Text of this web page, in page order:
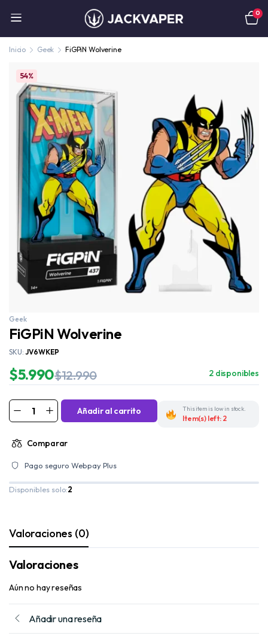
0
Inicio Geek FiGPiN Wolverine
54%
Geek
FiGPiN Wolverine
SKU: JV6WKEP
$12.990
$5.990 2 disponibles
Añadir al carrito This item is low in stock.
Item(s) left: 2
Comparar
Pago seguro Webpay Plus
Disponibles solo:2
Valoraciones (0)
Valoraciones
Aún no hay reseñas
Añadir una reseña